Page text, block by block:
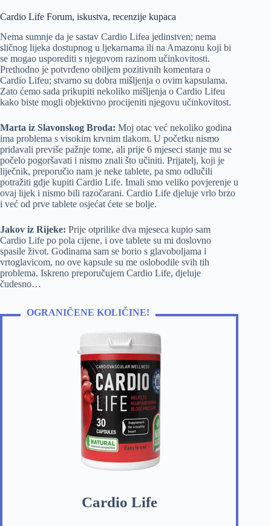
Cardio Life Forum, iskustva, recenzije kupaca
Nema sumnje da je sastav Cardio Lifea jedinstven; nema
sličnog lijeka dostupnog u ljekarnama ili na Amazonu koji bi
se mogao usporediti s njegovom razinom učinkovitosti.
Prethodno je potvrđeno obiljem pozitivnih komentara o
Cardio Lifeu; stvarno su dobra mišljenja o ovim kapsulama.
Zato ćemo sada prikupiti nekoliko mišljenja o Cardio Lifeu
kako biste mogli objektivno procijeniti njegovu učinkovitost.
Marta iz Slavonskog Broda: Moj otac već nekoliko godina
ima problema s visokim krvnim tlakom. U početku nismo
pridavali previše pažnje tome, ali prije 6 mjeseci stanje mu se
počelo pogoršavati i nismo znali što učiniti. Prijatelj, koji je
liječnik, preporučio nam je neke tablete, pa smo odlučili
potražiti gdje kupiti Cardio Life. Imali smo veliko povjerenje u
ovaj lijek i nismo bili razočarani. Cardio Life djeluje vrlo brzo
i već od prve tablete osjećat ćete se bolje.
Jakov iz Rijeke: Prije otprilike dva mjeseca kupio sam
Cardio Life po pola cijene, i ove tablete su mi doslovno
spasile život. Godinama sam se borio s glavoboljama i
vrtoglavicom, no ove kapsule su me oslobodile svih tih
problema. Iskreno preporučujem Cardio Life, djeluje
čudesno…
OGRANIČENE KOLIČINE!
Cardio Life